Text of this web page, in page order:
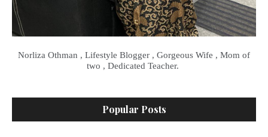
Norliza Othman , Lifestyle Blogger , Gorgeous Wife , Mom of
two , Dedicated Teacher.
Popular Posts